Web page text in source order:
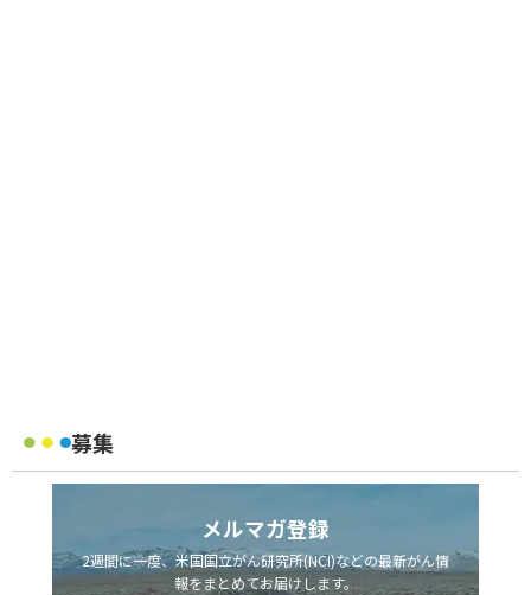
募集
メルマガ登録
2週間に一度、米国国立がん研究所(NCI)などの最新がん情
報をまとめてお届けします。